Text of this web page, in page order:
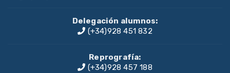
Delegación alumnos:
(+34)928 451 832
Reprografía:
(+34)928 457 188